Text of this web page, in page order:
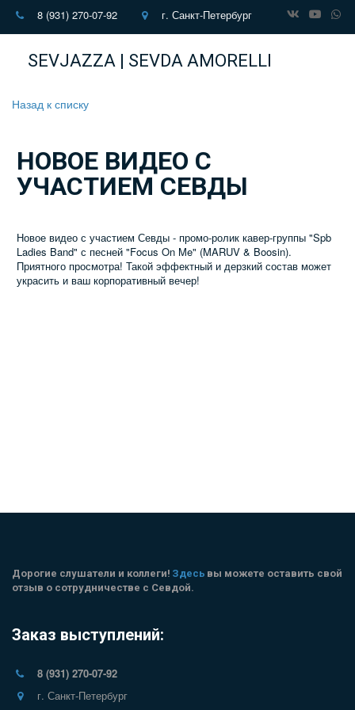
8 (931) 270-07-92 г. Санкт-Петербург
SEVJAZZA | SEVDA AMORELLI
Назад к списку
НОВОЕ ВИДЕО С
УЧАСТИЕМ СЕВДЫ
Новое видео с участием Севды - промо-ролик кавер-группы "Spb
Ladies Band" с песней "Focus On Me" (MARUV & Boosin).
Приятного просмотра! Такой эффектный и дерзкий состав может
украсить и ваш корпоративный вечер!
Дорогие слушатели и коллеги! Здесь вы можете оставить свой
отзыв о сотрудничестве с Севдой.
Заказ выступлений:
8 (931) 270-07-92
г. Санкт-Петербург